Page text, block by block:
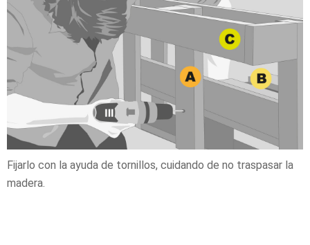
Fijarlo con la ayuda de tornillos, cuidando de no traspasar la
madera.